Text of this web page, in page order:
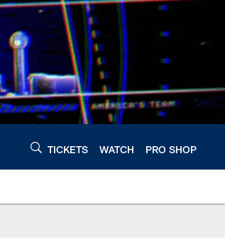
TICKETS WATCH PRO SHOP